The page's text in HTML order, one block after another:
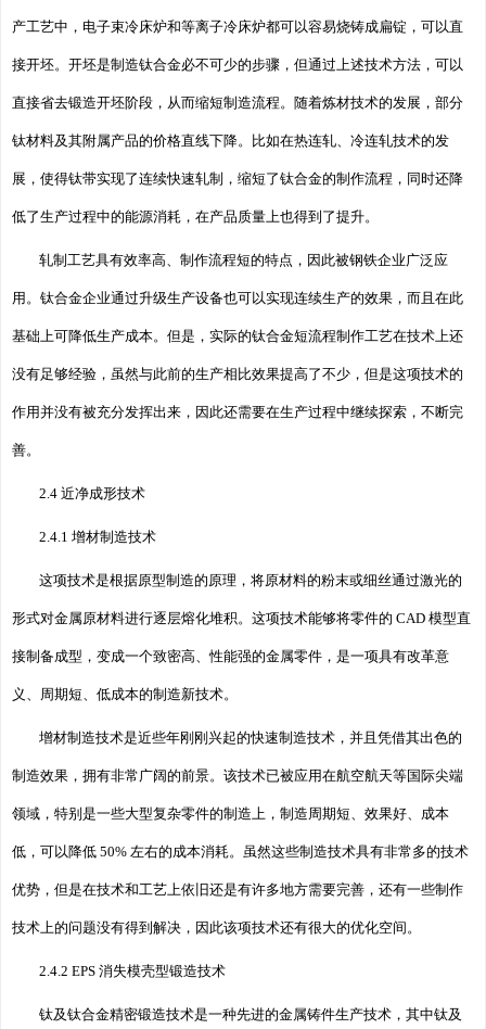
产工艺中，电子束冷床炉和等离子冷床炉都可以容易烧铸成扁锭，可以直
接开坯。开坯是制造钛合金必不可少的步骤，但通过上述技术方法，可以
直接省去锻造开坯阶段，从而缩短制造流程。随着炼材技术的发展，部分
钛材料及其附属产品的价格直线下降。比如在热连轧、冷连轧技术的发
展，使得钛带实现了连续快速轧制，缩短了钛合金的制作流程，同时还降
低了生产过程中的能源消耗，在产品质量上也得到了提升。
轧制工艺具有效率高、制作流程短的特点，因此被钢铁企业广泛应
用。钛合金企业通过升级生产设备也可以实现连续生产的效果，而且在此
基础上可降低生产成本。但是，实际的钛合金短流程制作工艺在技术上还
没有足够经验，虽然与此前的生产相比效果提高了不少，但是这项技术的
作用并没有被充分发挥出来，因此还需要在生产过程中继续探索，不断完
善。
2.4 近净成形技术
2.4.1 增材制造技术
这项技术是根据原型制造的原理，将原材料的粉末或细丝通过激光的
形式对金属原材料进行逐层熔化堆积。这项技术能够将零件的 CAD 模型直
接制备成型，变成一个致密高、性能强的金属零件，是一项具有改革意
义、周期短、低成本的制造新技术。
增材制造技术是近些年刚刚兴起的快速制造技术，并且凭借其出色的
制造效果，拥有非常广阔的前景。该技术已被应用在航空航天等国际尖端
领域，特别是一些大型复杂零件的制造上，制造周期短、效果好、成本
低，可以降低 50% 左右的成本消耗。虽然这些制造技术具有非常多的技术
优势，但是在技术和工艺上依旧还是有许多地方需要完善，还有一些制作
技术上的问题没有得到解决，因此该项技术还有很大的优化空间。
2.4.2 EPS 消失模壳型锻造技术
钛及钛合金精密锻造技术是一种先进的金属铸件生产技术，其中钛及